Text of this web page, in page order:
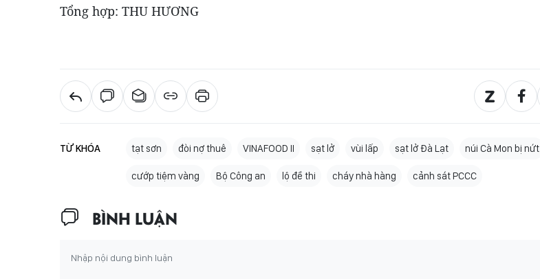
Tổng hợp: THU HƯƠNG
TỪ KHÓA tạt sơn đòi nợ thuê VINAFOOD II sạt lở vùi lấp sạt lở Đà Lạt núi Cà Mon bị nứt
cướp tiệm vàng Bộ Công an lộ đề thi cháy nhà hàng cảnh sát PCCC
BÌNH LUẬN